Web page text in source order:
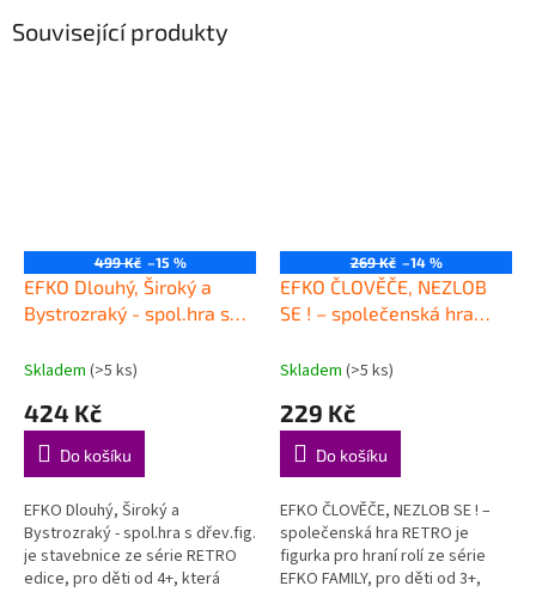
Související produkty
499 Kč –15 %
EFKO Dlouhý, Široký a
Bystrozraký - spol.hra s
Skladem (>5 ks)
424 Kč
Do košíku
EFKO Dlouhý, Široký a
Bystrozraký - spol.hra s dřev.fig.
je stavebnice ze série RETRO
edice, pro děti od 4+, která
269 Kč –14 %
EFKO ČLOVĚČE, NEZLOB
SE ! – společenská hra
Skladem (>5 ks)
229 Kč
Do košíku
EFKO ČLOVĚČE, NEZLOB SE ! –
společenská hra RETRO je
figurka pro hraní rolí ze série
EFKO FAMILY, pro děti od 3+,